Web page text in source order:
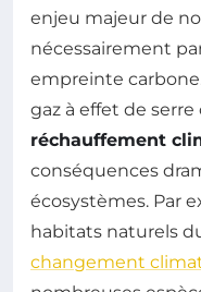
enjeu majeur de
nécessairement
empreinte
gaz à effet de
réchauffement
conséquences
écosystèmes. Par
habitats naturels
changement